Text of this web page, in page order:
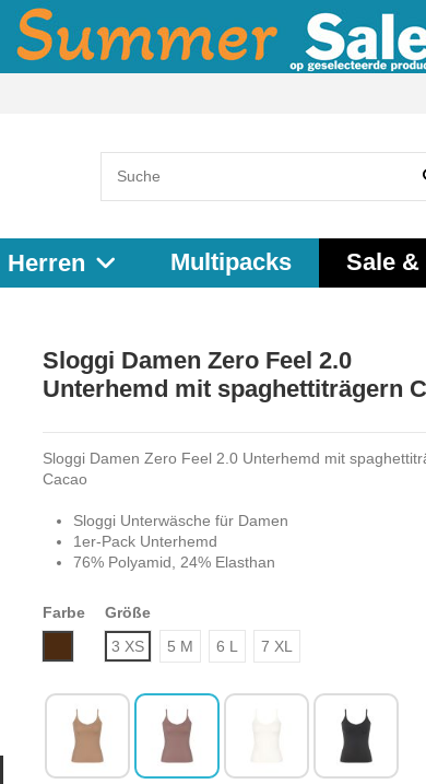
Herren Multipacks Sale &
Sloggi Damen Zero Feel 2.0
Unterhemd mit spaghettiträgern
Sloggi Damen Zero Feel 2.0 Unterhemd mit
Cacao
Sloggi Unterwäsche für Damen
1er-Pack Unterhemd
76% Polyamid, 24% Elasthan
Farbe
Größe
3 XS
5 M 6 L 7 XL